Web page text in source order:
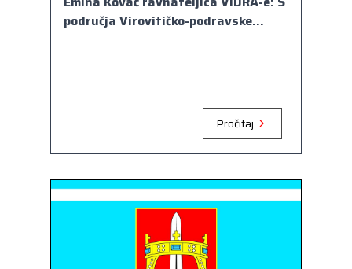
područja Virovitičko-podravske...
Pročitaj